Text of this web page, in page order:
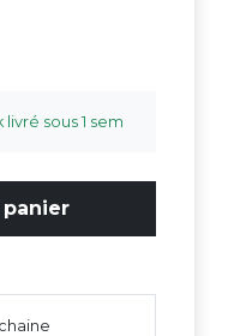
sous 1 sem